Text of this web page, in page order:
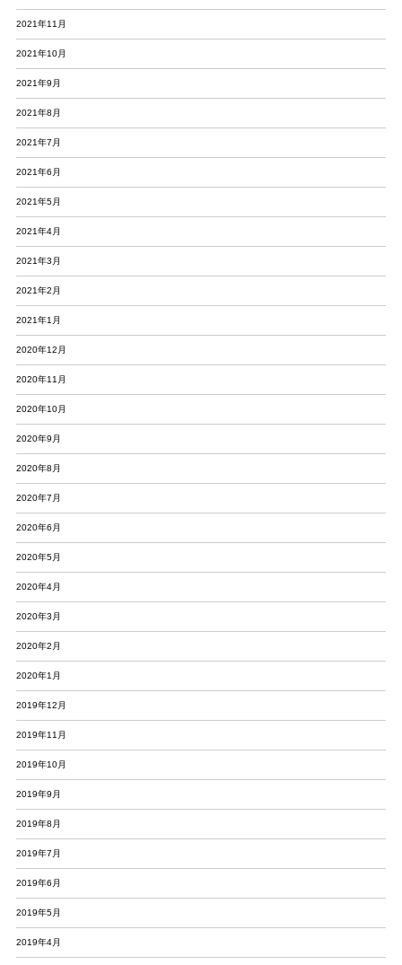
2021年11月
2021年10月
2021年9月
2021年8月
2021年7月
2021年6月
2021年5月
2021年4月
2021年3月
2021年2月
2021年1月
2020年12月
2020年11月
2020年10月
2020年9月
2020年8月
2020年7月
2020年6月
2020年5月
2020年4月
2020年3月
2020年2月
2020年1月
2019年12月
2019年11月
2019年10月
2019年9月
2019年8月
2019年7月
2019年6月
2019年5月
2019年4月